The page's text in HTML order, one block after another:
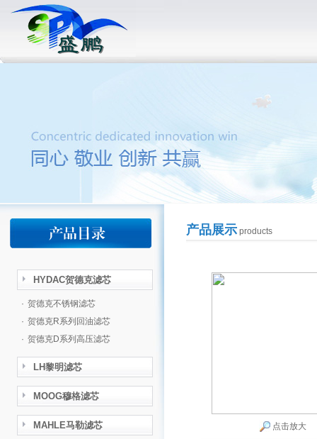
HYDAC贺德克滤芯
· 贺德克不锈钢滤芯
· 贺德克R系列回油滤芯
· 贺德克D系列高压滤芯
LH黎明滤芯
MOOG穆格滤芯
MAHLE马勒滤芯
产品展示products
点击放大